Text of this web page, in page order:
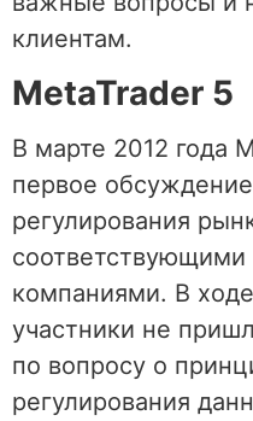
клиентам.
MetaTrader 5
В марте 2012 года
первое
регулирования
соответствующими
компаниями. В
участники не
по вопросу о
регулирования